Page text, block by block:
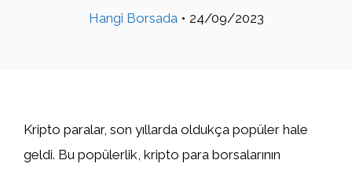
Hangi Borsada • 24/09/2023
Kripto paralar, son yıllarda oldukça popüler hale
geldi. Bu popülerlik, kripto para borsalarının